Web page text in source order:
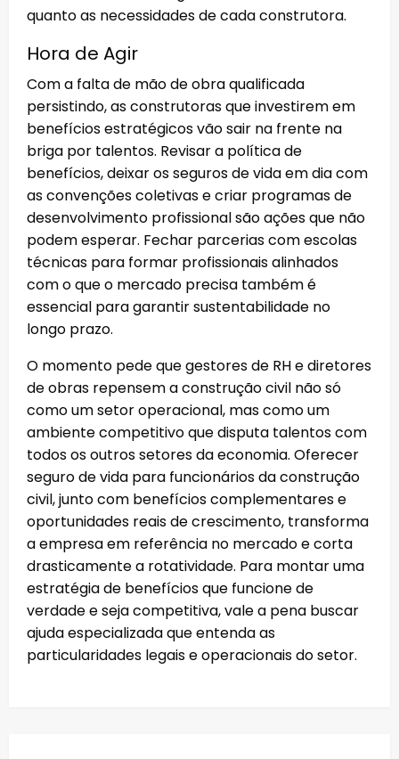
quanto as necessidades de cada construtora.
Hora de Agir
Com a falta de mão de obra qualificada
persistindo, as construtoras que investirem em
benefícios estratégicos vão sair na frente na
briga por talentos. Revisar a política de
benefícios, deixar os seguros de vida em dia com
as convenções coletivas e criar programas de
desenvolvimento profissional são ações que não
podem esperar. Fechar parcerias com escolas
técnicas para formar profissionais alinhados
com o que o mercado precisa também é
essencial para garantir sustentabilidade no
longo prazo.
O momento pede que gestores de RH e diretores
de obras repensem a construção civil não só
como um setor operacional, mas como um
ambiente competitivo que disputa talentos com
todos os outros setores da economia. Oferecer
seguro de vida para funcionários da construção
civil, junto com benefícios complementares e
oportunidades reais de crescimento, transforma
a empresa em referência no mercado e corta
drasticamente a rotatividade. Para montar uma
estratégia de benefícios que funcione de
verdade e seja competitiva, vale a pena buscar
ajuda especializada que entenda as
particularidades legais e operacionais do setor.